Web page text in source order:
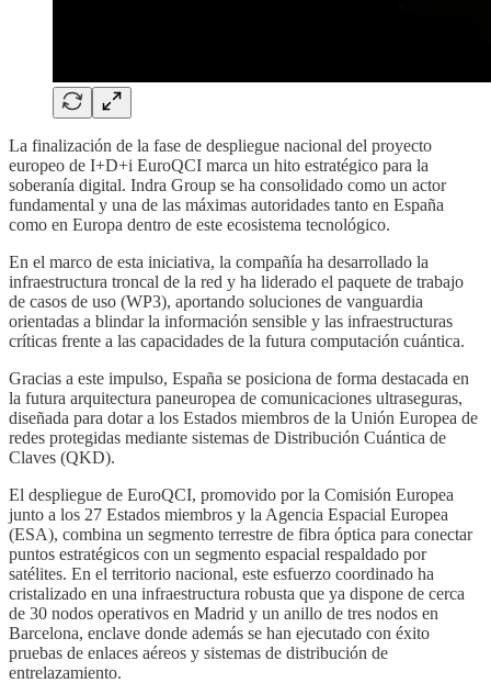
La finalización de la fase de despliegue nacional del proyecto
europeo de I+D+i EuroQCI marca un hito estratégico para la
soberanía digital. Indra Group se ha consolidado como un actor
fundamental y una de las máximas autoridades tanto en España
como en Europa dentro de este ecosistema tecnológico.
En el marco de esta iniciativa, la compañía ha desarrollado la
infraestructura troncal de la red y ha liderado el paquete de trabajo
de casos de uso (WP3), aportando soluciones de vanguardia
orientadas a blindar la información sensible y las infraestructuras
críticas frente a las capacidades de la futura computación cuántica.
Gracias a este impulso, España se posiciona de forma destacada en
la futura arquitectura paneuropea de comunicaciones ultraseguras,
diseñada para dotar a los Estados miembros de la Unión Europea de
redes protegidas mediante sistemas de Distribución Cuántica de
Claves (QKD).
El despliegue de EuroQCI, promovido por la Comisión Europea
junto a los 27 Estados miembros y la Agencia Espacial Europea
(ESA), combina un segmento terrestre de fibra óptica para conectar
puntos estratégicos con un segmento espacial respaldado por
satélites. En el territorio nacional, este esfuerzo coordinado ha
cristalizado en una infraestructura robusta que ya dispone de cerca
de 30 nodos operativos en Madrid y un anillo de tres nodos en
Barcelona, enclave donde además se han ejecutado con éxito
pruebas de enlaces aéreos y sistemas de distribución de
entrelazamiento.